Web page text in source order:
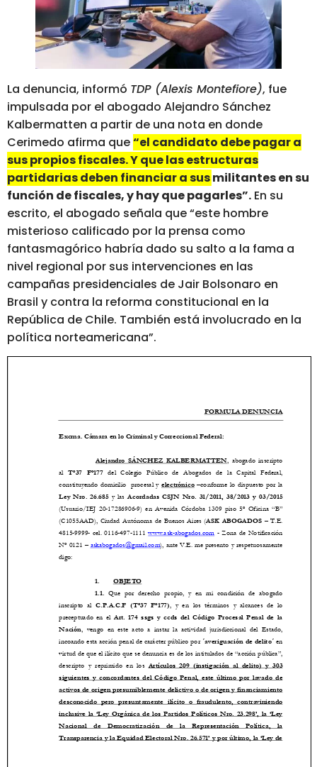
La denuncia, informó TDP (Alexis Montefiore), fue
impulsada por el abogado Alejandro Sánchez
Kalbermatten a partir de una nota en donde
Cerimedo afirma que“el candidato debe pagar a
sus propios fiscales. Y que las estructuras
partidarias deben financiar a sus militantes en su
función de fiscales, y hay que pagarles”. En su
escrito, el abogado señala que “este hombre
misterioso calificado por la prensa como
fantasmagórico habría dado su salto a la fama a
nivel regional por sus intervenciones en las
campañas presidenciales de Jair Bolsonaro en
Brasil y contra la reforma constitucional en la
República de Chile. También está involucrado en la
política norteamericana”.